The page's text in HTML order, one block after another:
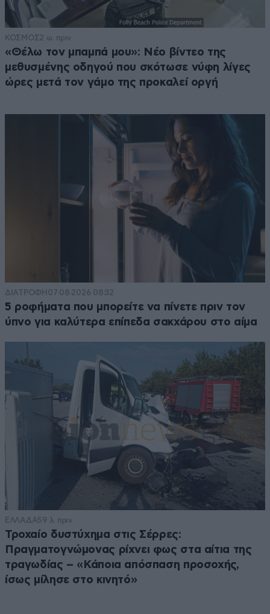
ΚΟΣΜΟΣ2 ω. πριν
«Θέλω τον μπαμπά μου»: Νέο βίντεο της
μεθυσμένης οδηγού που σκότωσε νύφη λίγες
ώρες μετά τον γάμο της προκαλεί οργή
ΔΙΑΤΡΟΦΗ 07·08·2026 08:32
5 ροφήματα που μπορείτε να πίνετε πριν τον
ύπνο για καλύτερα επίπεδα σακχάρου στο αίμα
ΕΛΛΑΔΑ59 λ. πριν
Τροχαίο δυστύχημα στις Σέρρες:
Πραγματογνώμονας ρίχνει φως στα αίτια της
τραγωδίας – «Κάποια απόσπαση προσοχής,
ίσως μίλησε στο κινητό»